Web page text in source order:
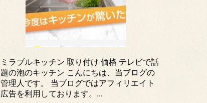
ミラブルキッチン 取り付け 価格 テレビで話
題の泡のキッチン こんにちは、当ブログの
管理人です。 当ブログではアフィリエイト
広告を利用しております。...